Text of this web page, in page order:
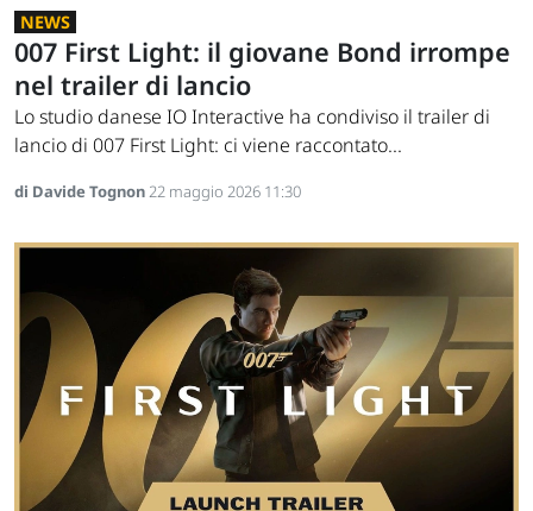
NEWS
007 First Light: il giovane Bond irrompe
nel trailer di lancio
Lo studio danese IO Interactive ha condiviso il trailer di
lancio di 007 First Light: ci viene raccontato...
di Davide Tognon22 maggio 2026 11:30